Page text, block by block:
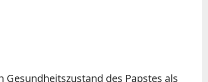
des Papstes als